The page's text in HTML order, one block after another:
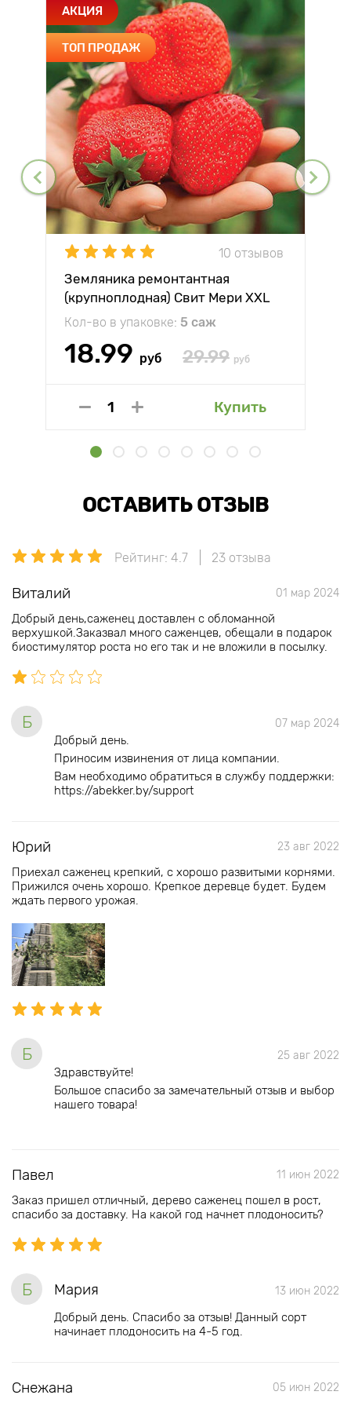
АКЦИЯ
ТОП ПРОДАЖ
10 отзывов
Земляника ремонтантная
(крупноплодная) Свит Мери XXL
Кол-во в упаковке: 5 саж
18.99 руб 29.99 руб
Купить
ОСТАВИТЬ ОТЗЫВ
Рейтинг: 4.7 23 отзыва
Виталий 01 мар 2024
Добрый день,саженец доставлен с обломанной
верхушкой.Заказвал много саженцев, обещали в подарок
биостимулятор роста но его так и не вложили в посылку.
Б 07 мар 2024
Добрый день.
Приносим извинения от лица компании.
Вам необходимо обратиться в службу поддержки:
https://abekker.by/support
Юрий 23 авг 2022
Приехал саженец крепкий, с хорошо развитыми корнями.
Прижился очень хорошо. Крепкое деревце будет. Будем
ждать первого урожая.
Б 25 авг 2022
Здравствуйте!
Большое спасибо за замечательный отзыв и выбор
нашего товара!
Павел 11 июн 2022
Заказ пришел отличный, дерево саженец пошел в рост,
спасибо за доставку. На какой год начнет плодоносить?
Б Мария 13 июн 2022
Добрый день. Спасибо за отзыв! Данный сорт
начинает плодоносить на 4-5 год.
Снежана 05 июн 2022